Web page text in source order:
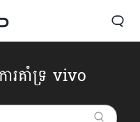
រគាំទ្រ vivo